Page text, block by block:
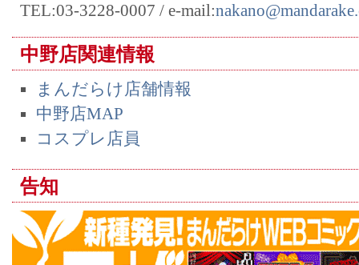
TEL:03-3228-0007 / e-mail:
中野店関連情報
まんだらけ店舗情報
中野店MAP
コスプレ店員
告知